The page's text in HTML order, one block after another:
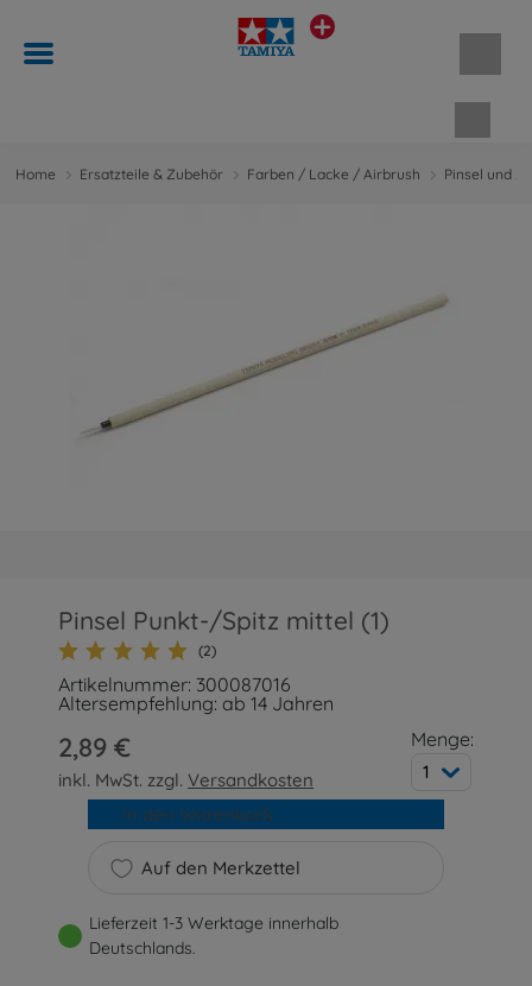
Home Ersatzteile & Zubehör Farben / Lacke / Airbrush Pinsel und
Pinsel Punkt-/Spitz mittel (1)
(2)
Artikelnummer: 300087016
Altersempfehlung: ab 14 Jahren
2,89 €
inkl. MwSt. zzgl.Versandkosten
Menge:
1
Auf den Merkzettel
In den Warenkorb
Lieferzeit 1-3 Werktage innerhalb
Deutschlands.